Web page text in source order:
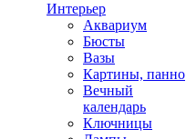
Интерьер
Аквариум
Бюсты
Вазы
Картины, панно
Вечный
календарь
Ключницы